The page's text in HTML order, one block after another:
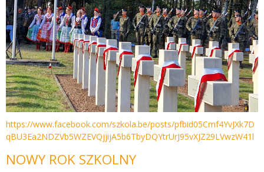
https://www.facebook.com/szkola.be/posts/pfbid05Cmf4YvJXk7D
qBU3Ea2NDZVb5WZEVQjjijA5b6TbyDQYtrUrJ95vXJZ29LVwzW41l
NOWY ROK SZKOLNY